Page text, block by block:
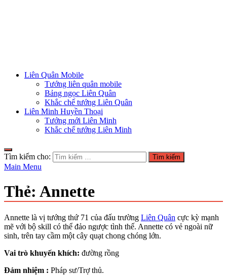
Liên Quân Mobile
Tướng liên quân mobile
Bảng ngọc Liên Quân
Khắc chế tướng Liên Quân
Liên Minh Huyền Thoại
Tướng mới Liên Minh
Khắc chế tướng Liên Minh
Tìm kiếm cho:
Main Menu
Thẻ: Annette
Annette là vị tướng thứ 71 của đấu trường Liên Quân cực kỳ mạnh
mẽ với bộ skill có thể đảo ngược tình thế. Annette có vẻ ngoài nữ
sinh, trên tay cầm một cây quạt chong chóng lớn.
Vai trò khuyến khích: đường rồng
Đảm nhiệm : Pháp sư/Trợ thủ.